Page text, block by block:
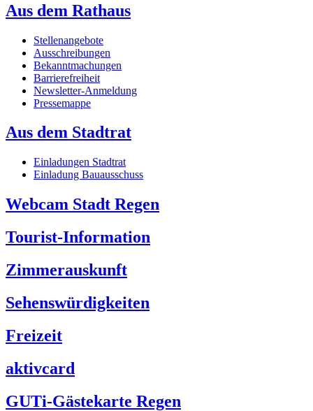
Aus dem Rathaus
Stellenangebote
Ausschreibungen
Bekanntmachungen
Barrierefreiheit
Newsletter-Anmeldung
Pressemappe
Aus dem Stadtrat
Einladungen Stadtrat
Einladung Bauausschuss
Webcam Stadt Regen
Tourist-Information
Zimmerauskunft
Sehenswürdigkeiten
Freizeit
aktivcard
GUTi-Gästekarte Regen